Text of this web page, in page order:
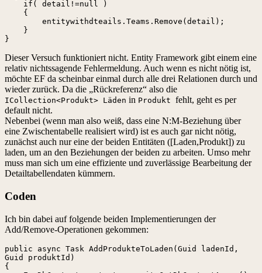
}
Dieser Versuch funktioniert nicht. Entity Framework gibt einem eine
relativ nichtssagende Fehlermeldung. Auch wenn es nicht nötig ist,
möchte EF da scheinbar einmal durch alle drei Relationen durch und
wieder zurück. Da die „Rückreferenz“ also die
ICollection<Produkt> Läden in Produkt fehlt, geht es per
default nicht.
Nebenbei (wenn man also weiß, dass eine N:M-Beziehung über
eine Zwischentabelle realisiert wird) ist es auch gar nicht nötig,
zunächst auch nur eine der beiden Entitäten ([Laden,Produkt]) zu
laden, um an den Beziehungen der beiden zu arbeiten. Umso mehr
muss man sich um eine effiziente und zuverlässige Bearbeitung der
Detailtabellendaten kümmern.
Coden
Ich bin dabei auf folgende beiden Implementierungen der
Add/Remove-Operationen gekommen:
public async Task AddProdukteToLaden(Guid ladenId,
Guid produktId)
{